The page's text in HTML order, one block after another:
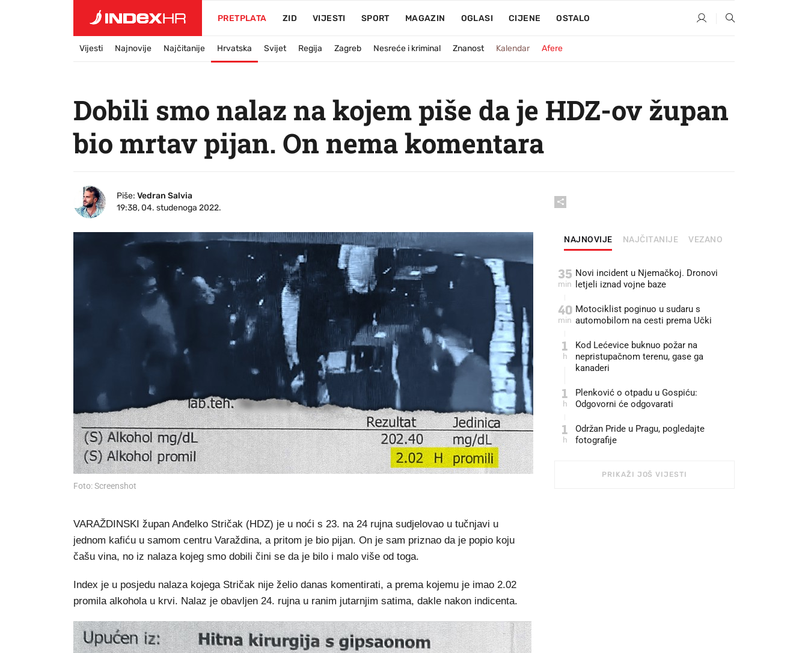
PRETPLATA ZID VIJESTI SPORT MAGAZIN OGLASI CIJENE OSTALO
Vijesti Najnovije Najčitanije Hrvatska Svijet Regija Zagreb Nesreće i kriminal Znanost Kalendar Afere
Dobili smo nalaz na kojem piše da je HDZ-ov župan
bio mrtav pijan. On nema komentara
Piše: Vedran Salvia
19:38, 04. studenoga 2022.
Foto: Screenshot
VARAŽDINSKI župan Anđelko Stričak (HDZ) je u noći s 23. na 24 rujna sudjelovao u tučnjavi u
jednom kafiću u samom centru Varaždina, a pritom je bio pijan. On je sam priznao da je popio koju
čašu vina, no iz nalaza kojeg smo dobili čini se da je bilo i malo više od toga.
Index je u posjedu nalaza kojega Stričak nije želio danas komentirati, a prema kojemu je imao 2.02
promila alkohola u krvi. Nalaz je obavljen 24. rujna u ranim jutarnjim satima, dakle nakon indicenta.
NAJNOVIJE NAJČITANIJE VEZANO
35
min
Novi incident u Njemačkoj. Dronovi
letjeli iznad vojne baze
40
min
Motociklist poginuo u sudaru s
automobilom na cesti prema Učki
1
h
Kod Lećevice buknuo požar na
nepristupačnom terenu, gase ga
kanaderi
1
h
Plenković o otpadu u Gospiću:
Odgovorni će odgovarati
1
h
Održan Pride u Pragu, pogledajte
fotografije
PRIKAŽI JOŠ VIJESTI